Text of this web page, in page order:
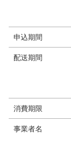
申込期間
配送期間
消費期限
事業者名